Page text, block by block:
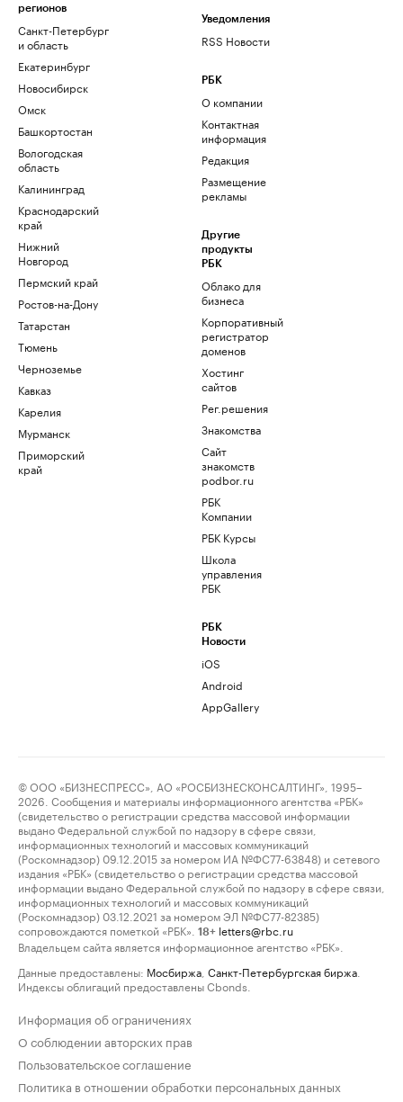
регионов
Санкт-Петербург
и область
Екатеринбург
Новосибирск
Омск
Башкортостан
Вологодская
область
Калининград
Краснодарский
край
Нижний
Новгород
Пермский край
Ростов-на-Дону
Татарстан
Тюмень
Черноземье
Кавказ
Карелия
Мурманск
Приморский
край
Уведомления
RSS Новости
РБК
О компании
Контактная
информация
Редакция
Размещение
рекламы
Другие
продукты
РБК
Облако для
бизнеса
Корпоративный
регистратор
доменов
Хостинг
сайтов
Рег.решения
Знакомства
Сайт
знакомств
podbor.ru
РБК
Компании
РБК Курсы
Школа
управления
РБК
РБК
Новости
iOS
Android
AppGallery
© ООО «БИЗНЕСПРЕСС», АО «РОСБИЗНЕСКОНСАЛТИНГ», 1995–
2026. Сообщения и материалы информационного агентства «РБК»
(свидетельство о регистрации средства массовой информации
выдано Федеральной службой по надзору в сфере связи,
информационных технологий и массовых коммуникаций
(Роскомнадзор) 09.12.2015 за номером ИА №ФС77-63848) и сетевого
издания «РБК» (свидетельство о регистрации средства массовой
информации выдано Федеральной службой по надзору в сфере связи,
информационных технологий и массовых коммуникаций
(Роскомнадзор) 03.12.2021 за номером ЭЛ №ФС77-82385)
сопровождаются пометкой «РБК».
18+ letters@rbc.ru
Владельцем сайта является информационное агентство «РБК».
Данные предоставлены: Мосбиржа Санкт-Петербургская биржа
Индексы облигаций предоставлены Cbonds.
Информация об ограничениях
О соблюдении авторских прав
Пользовательское соглашение
Политика в отношении обработки персональных данных